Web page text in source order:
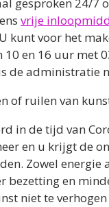
gesproken 24/7
vrije
kunt voor het
en 16 uur met
de administratie
of ruilen van
in de tijd van
en u krijgt de
Zowel
en
niet te